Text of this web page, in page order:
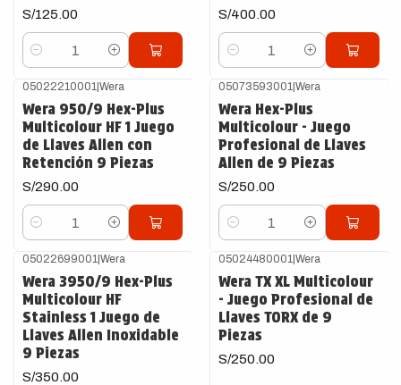
S/125.00
Cantidad
S/400.00
Cantidad
05022210001 |Wera
Wera 950/9 Hex-Plus
Multicolour HF 1 Juego
de Llaves Allen con
Retención 9 Piezas
S/290.00
Cantidad
05073593001 |Wera
Wera Hex-Plus
Multicolour - Juego
Profesional de Llaves
Allen de 9 Piezas
S/250.00
Cantidad
05022699001 |Wera
Wera 3950/9 Hex-Plus
Multicolour HF
Stainless 1 Juego de
Llaves Allen Inoxidable
9 Piezas
S/350.00
05024480001 |Wera
Wera TX XL Multicolour
- Juego Profesional de
Llaves TORX de 9
Piezas
S/250.00